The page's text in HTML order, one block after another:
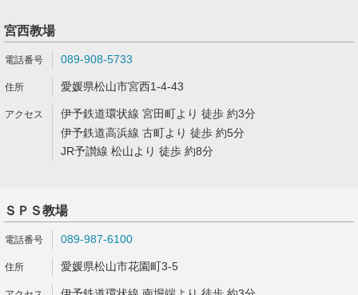
宮西教場
089-908-5733
愛媛県松山市宮西1-4-43
伊予鉄道環状線 宮田町より 徒歩 約3分
伊予鉄道高浜線 古町より 徒歩 約5分
JR予讃線 松山より 徒歩 約8分
ＳＰＳ教場
089-987-6100
愛媛県松山市花園町3-5